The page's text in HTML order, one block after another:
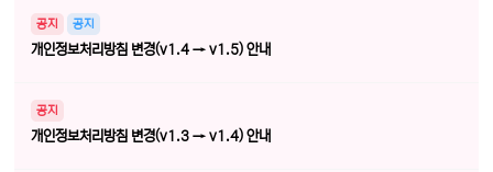
공지 공지
개인정보처리방침 변경(v1.4 → v1.5) 안내
공지
개인정보처리방침 변경(v1.3 → v1.4) 안내